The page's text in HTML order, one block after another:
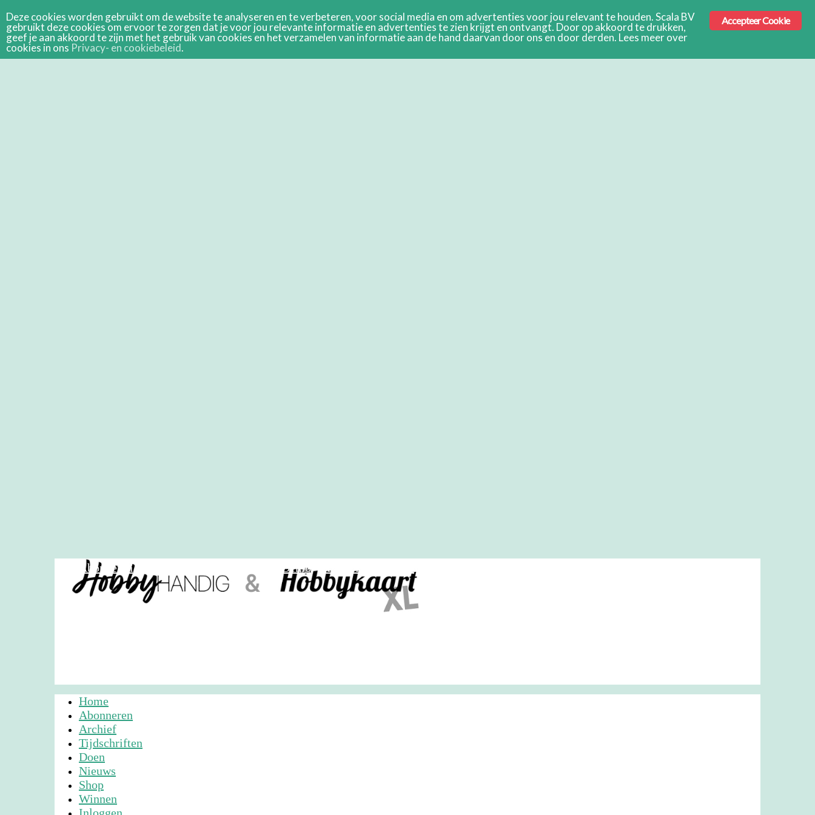
Abonneren Demo Archief
Home
Abonneren
Archief
Tijdschriften
Doen
Nieuws
Shop
Winnen
Accepteer Cookie
Deze cookies worden gebruikt om de website te analyseren en te verbeteren, voor social media en om advertenties voor jou relevant te houden. Scala BV
gebruikt deze cookies om ervoor te zorgen dat je voor jou relevante informatie en advertenties te zien krijgt en ontvangt. Door op akkoord te drukken,
geef je aan akkoord te zijn met het gebruik van cookies en het verzamelen van informatie aan de hand daarvan door ons en door derden. Lees meer over
cookies in ons Privacy- en cookiebeleid.